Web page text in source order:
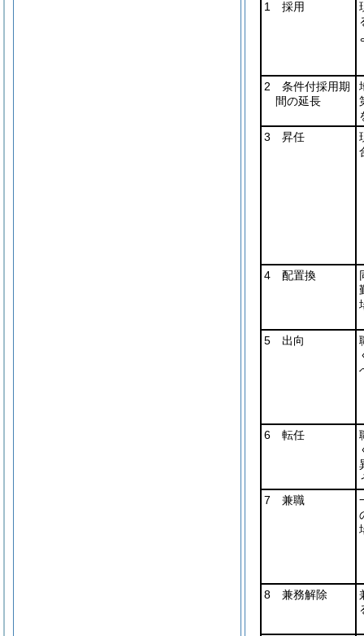
1 採用
2 条件付採用期
間の延長
3 昇任
4 配置換
5 出向
6 転任
7 兼職
8 兼務解除